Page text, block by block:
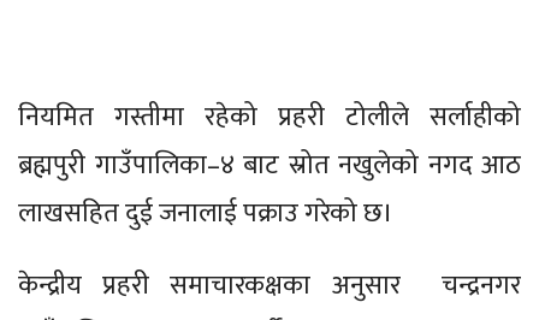
नियमित गस्तीमा रहेको प्रहरी टोलीले सर्लाहीको
ब्रह्मपुरी गाउँपालिका–४ बाट स्रोत नखुलेको नगद आठ
लाखसहित दुई जनालाई पक्राउ गरेको छ।
केन्द्रीय प्रहरी समाचारकक्षका अनुसार चन्द्रनगर